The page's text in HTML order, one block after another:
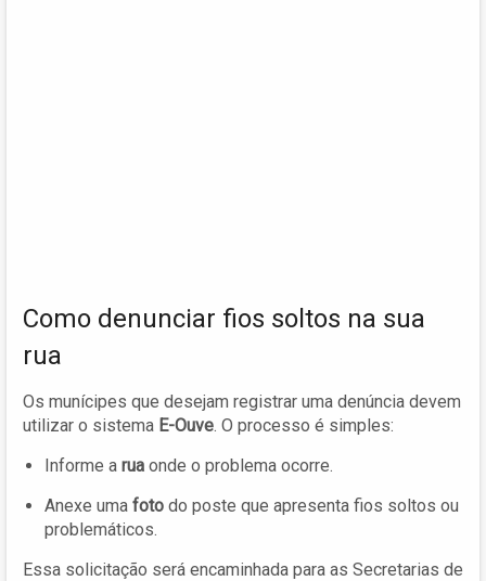
Como denunciar fios soltos na sua
rua
Os munícipes que desejam registrar uma denúncia devem
utilizar o sistema E-Ouve. O processo é simples:
Informe a rua onde o problema ocorre.
Anexe uma foto do poste que apresenta fios soltos ou
problemáticos.
Essa solicitação será encaminhada para as Secretarias de